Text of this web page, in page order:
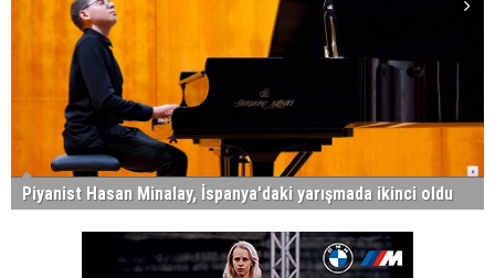
Piyanist Hasan Minalay, İspanya'daki yarışmada ikinci oldu